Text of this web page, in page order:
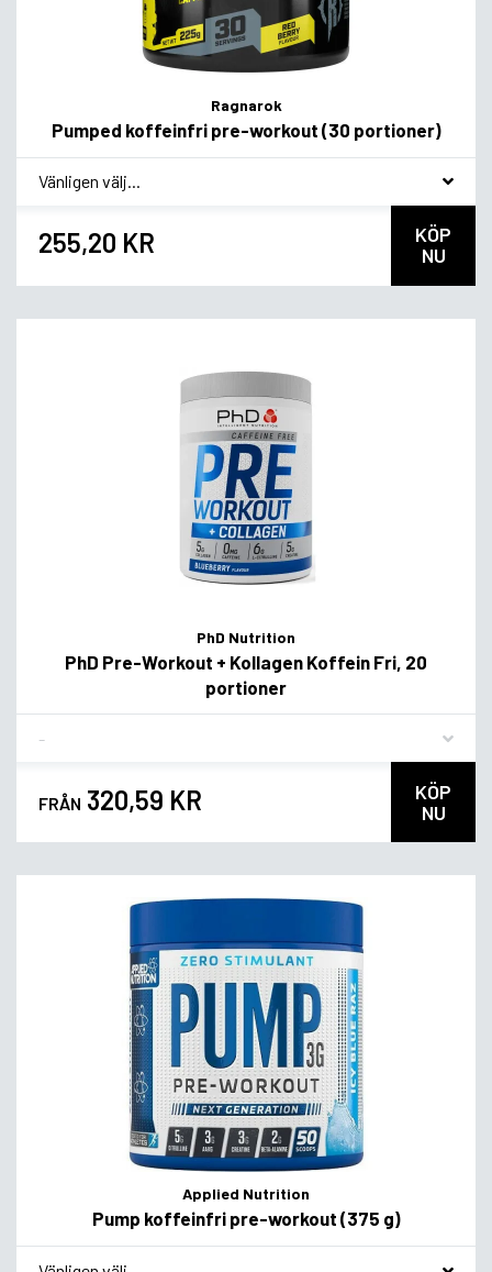
Ragnarok
Pumped koffeinfri pre-workout (30 portioner)
* Smagsvariant
255,20 KR
KÖP
NU
PhD Nutrition
PhD Pre-Workout + Kollagen Koffein Fri, 20
portioner
FRÅN 320,59 KR
KÖP
NU
Applied Nutrition
Pump koffeinfri pre-workout (375 g)
* Smagsvariant